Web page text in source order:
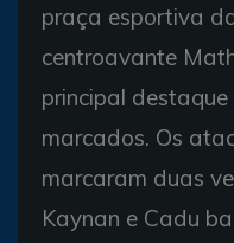
praça esportiva
centroavante
principal
marcados. Os
marcaram duas
Kaynan e Cadu